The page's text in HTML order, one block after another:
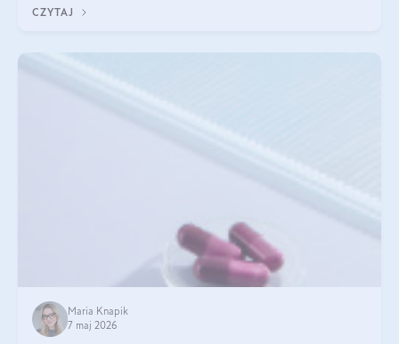
CZYTAJ
Maria Knapik
7 maj 2026